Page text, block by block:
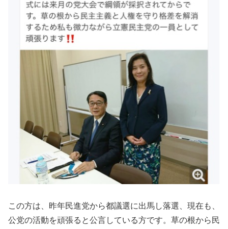
この方は、昨年民進党から都議選に出馬し落選、現在も、
公党の活動を頑張ると公言している方です。草の根から民